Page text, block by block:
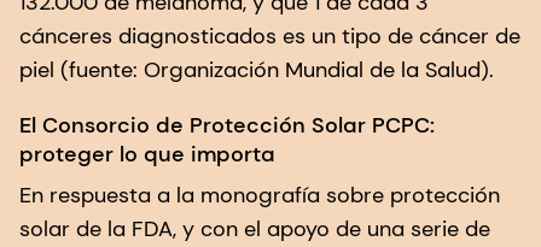
cánceres diagnosticados es un tipo de cáncer de
piel (fuente: Organización Mundial de la Salud).
El Consorcio de Protección Solar PCPC:
proteger lo que importa
En respuesta a la monografía sobre protección
solar de la FDA, y con el apoyo de una serie de